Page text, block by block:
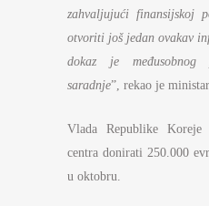
zahvaljujući finansijskoj
otvoriti još jedan ovakav
dokaz je međusobnog
saradnje”, rekao je
Vlada Republike
centra donirati 250.000
u oktobru.